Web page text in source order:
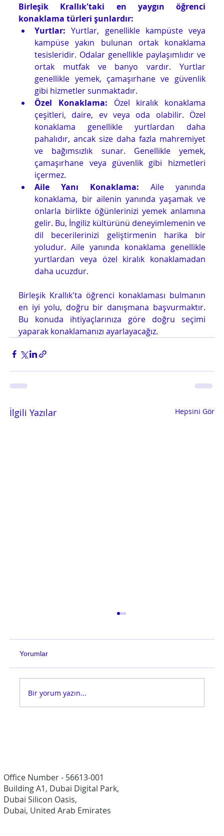
Birleşik Krallık'taki en yaygın öğrenci
konaklama türleri şunlardır:
Yurtlar: Yurtlar, genellikle kampüste veya
kampüse yakın bulunan ortak konaklama
tesisleridir. Odalar genellikle paylaşımlıdır ve
ortak mutfak ve banyo vardır. Yurtlar
genellikle yemek, çamaşırhane ve güvenlik
gibi hizmetler sunmaktadır.
Özel Konaklama: Özel kiralık konaklama
çeşitleri, daire, ev veya oda olabilir. Özel
konaklama genellikle yurtlardan daha
pahalıdır, ancak size daha fazla mahremiyet
ve bağımsızlık sunar. Genellikle yemek,
çamaşırhane veya güvenlik gibi hizmetleri
içermez.
Aile Yanı Konaklama: Aile yanında
konaklama, bir ailenin yanında yaşamak ve
onlarla birlikte öğünlerinizi yemek anlamına
gelir. Bu, İngiliz kültürünü deneyimlemenin ve
dil becerilerinizi geliştirmenin harika bir
yoludur. Aile yanında konaklama genellikle
yurtlardan veya özel kiralık konaklamadan
daha ucuzdur.
Birleşik Krallık'ta öğrenci konaklaması bulmanın
en iyi yolu, doğru bir danışmana başvurmaktır.
Bu konuda ihtiyaçlarınıza göre doğru seçimi
yaparak konaklamanızı ayarlayacağız.
İlgili Yazılar Hepsini Gör
Dil Okulu ve Yaz Programları
Yorumlar
Bir yorum yazın...
Office Number - 56613-001
Building A1, Dubai Digital Park,
Dubai Silicon Oasis,
Dubai, United Arab Emirates